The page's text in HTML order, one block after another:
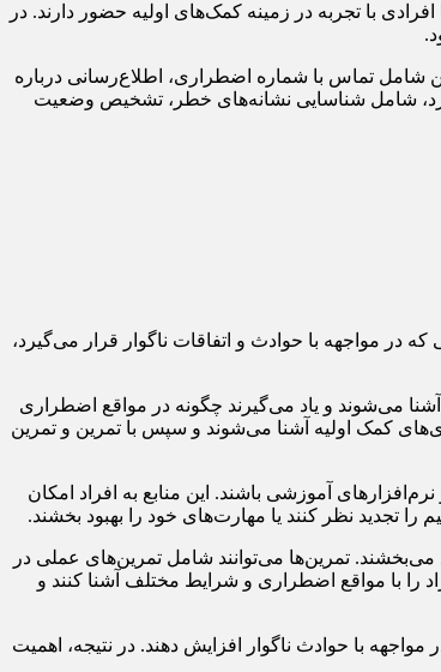
با تجربه در زمینه کمک‌های اولیه حضور دارند. در
شامل تماس با شماره اضطراری، اطلاع‌رسانی درباره
شامل شناسایی نشانه‌های خطر، تشخیص وضعیت
مواجهه با حوادث و اتفاقات ناگوار قرار می‌گیرد،
می‌شوند و یاد می‌گیرند چگونه در مواقع اضطراری
کمک اولیه آشنا می‌شوند و سپس با تمرین و تمرین
آموزشی باشند. این منابع به افراد امکان
را تجدید نظر کنند یا مهارت‌های خود را بهبود بخشند.
تمرین‌ها می‌توانند شامل تمرین‌های عملی در
را با مواقع اضطراری و شرایط مختلف آشنا کنند و
با حوادث ناگوار افزایش دهند. در نتیجه، اهمیت